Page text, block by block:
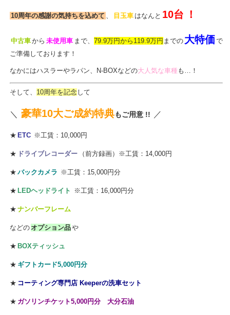
10周年の感謝の気持ちを込めて 、 目玉車 はなんと 10台 ！
中古車から 未使用車 まで、 79.9万円から119.9万円 までの 大特価で
ご準備しております！
なかにはハスラーやラパン、N-BOXなどの大人気な車種 も…！
そして、 10周年を記念して
＼ 豪華10大ご成約特典もご用意 !! ／
★ ETC ※工賃：10,000円
★ ドライブレコーダー （前方録画）※工賃：14,000円
★ バックカメラ ※工賃：15,000円分
★ LEDヘッドライト ※工賃：16,000円分
★ ナンバーフレーム
などのオプション品や
★ BOXティッシュ
★ ギフトカード5,000円分
★ コーティング専門店 Keeperの洗車セット
★ ガソリンチケット5,000円分 大分石油